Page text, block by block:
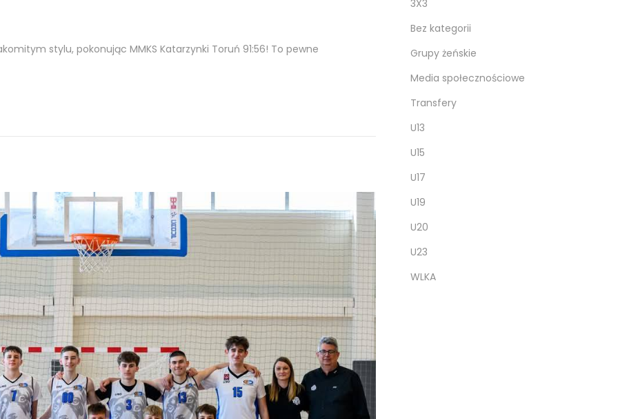
stylu, pokonując MMKS Katarzynki Toruń 91:56! To pewne
3X3
Bez kategorii
Grupy żeńskie
Media społecznościowe
Transfery
U13
U15
U17
U19
U20
U23
WLKA